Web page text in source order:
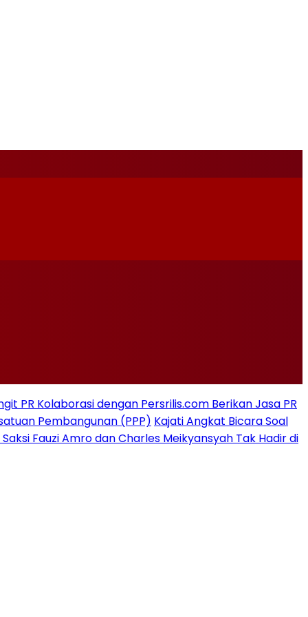
PR Kolaborasi dengan Persrilis.com Berikan Jasa PR
Pembangunan (PPP) Kajati Angkat Bicara Soal
Saksi Fauzi Amro dan Charles Meikyansyah Tak Hadir di